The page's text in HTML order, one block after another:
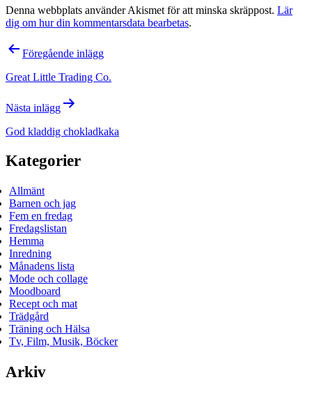
Denna webbplats använder Akismet för att minska skräppost. Lär
dig om hur din kommentarsdata bearbetas.
Inläggsnavigering
Föregående inlägg
Great Little Trading Co.
Nästa inlägg
God kladdig chokladkaka
Kategorier
Allmänt
Barnen och jag
Fem en fredag
Fredagslistan
Hemma
Inredning
Månadens lista
Mode och collage
Moodboard
Recept och mat
Trädgård
Träning och Hälsa
Tv, Film, Musik, Böcker
Arkiv